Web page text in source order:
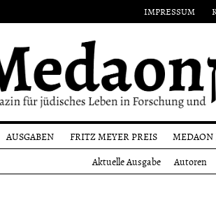
IMPRESSUM
AUSGABEN
Ausgabe
FRITZ MEYER PREIS
Namensgeber
MEDAON
Aktuelle Ausgabe Autoren